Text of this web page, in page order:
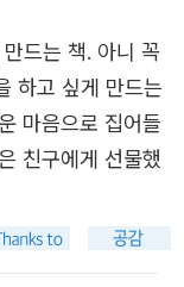
드는 책. 아니 꼭
하고 싶게 만드는
마음으로 집어들
친구에게 선물했